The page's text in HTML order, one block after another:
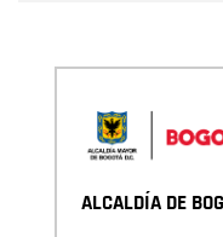
ALCALDÍA DE